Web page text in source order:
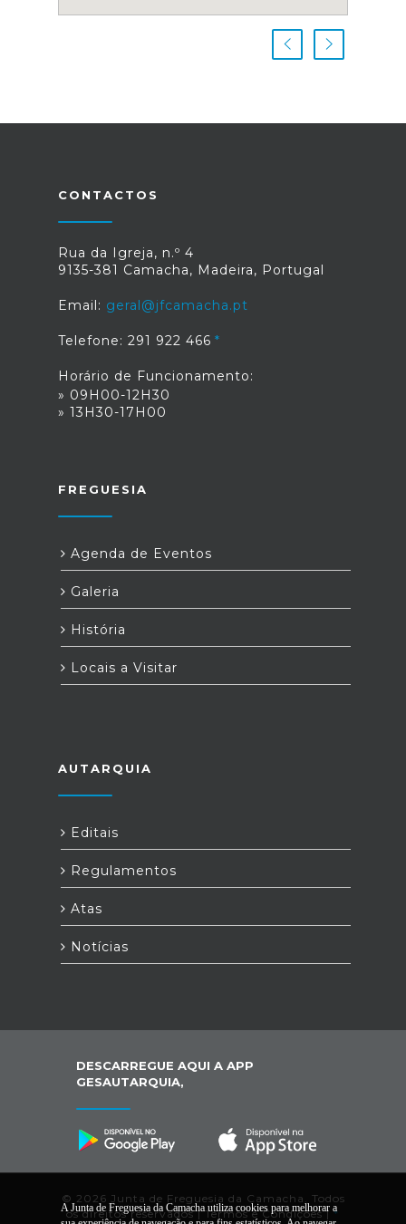
CONTACTOS
Rua da Igreja, n.º 4
9135-381 Camacha, Madeira, Portugal
Email: geral@jfcamacha.pt
Telefone: 291 922 466
Horário de Funcionamento:
» 09H00-12H30
» 13H30-17H00
FREGUESIA
Agenda de Eventos
Galeria
História
Locais a Visitar
AUTARQUIA
Editais
Regulamentos
Atas
Notícias
DESCARREGUE AQUI A APP
GESAUTARQUIA,
© 2026 Junta de Freguesia da Camacha. Todos
os direitos reservados |Termos e Condições|*
A Junta de Freguesia da Camacha utiliza cookies para melhorar a